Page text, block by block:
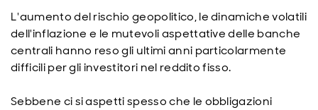
L'aumento del rischio geopolitico, le dinamiche volatili
dell'inflazione e le mutevoli aspettative delle banche
centrali hanno reso gli ultimi anni particolarmente
difficili per gli investitori nel reddito fisso.
Sebbene ci si aspetti spesso che le obbligazioni